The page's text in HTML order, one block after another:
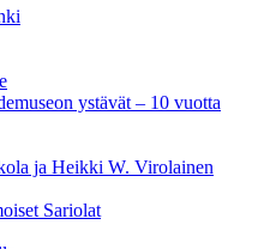
ystävät – 10 vuotta
ja Heikki W. Virolainen
Sariolat